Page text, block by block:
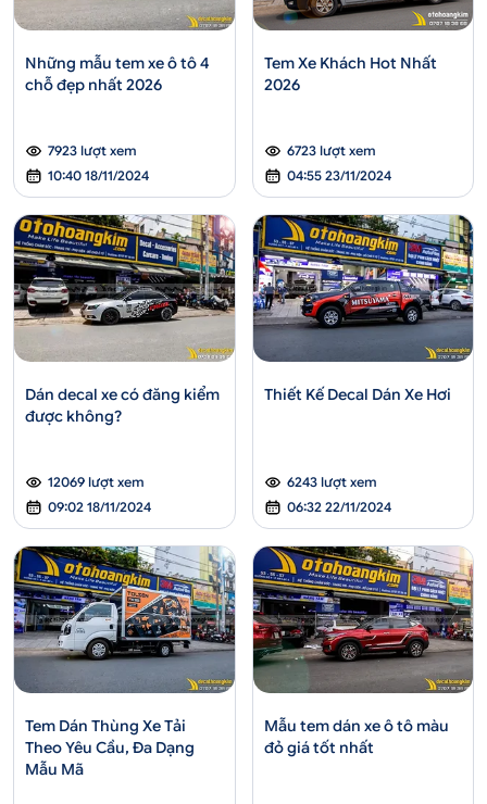
Những mẫu tem xe ô tô 4
chỗ đẹp nhất 2026
7923 lượt xem
10:40 18/11/2024
Tem Xe Khách Hot Nhất
2026
6723 lượt xem
04:55 23/11/2024
Dán decal xe có đăng kiểm
được không?
12069 lượt xem
09:02 18/11/2024
Thiết Kế Decal Dán Xe Hơi
6243 lượt xem
06:32 22/11/2024
Tem Dán Thùng Xe Tải
Theo Yêu Cầu, Đa Dạng
Mẫu Mã
Mẫu tem dán xe ô tô màu
đỏ giá tốt nhất